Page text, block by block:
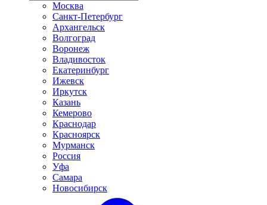
Москва
Санкт-Петербург
Архангельск
Волгоград
Воронеж
Владивосток
Екатеринбург
Ижевск
Иркутск
Казань
Кемерово
Краснодар
Красноярск
Мурманск
Россия
Уфа
Самара
Новосибирск